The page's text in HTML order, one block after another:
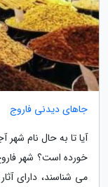
جاهای دیدنی فاروج
آیا تا به حال نام
خورده است؟ شهر
می شناسند، دارای